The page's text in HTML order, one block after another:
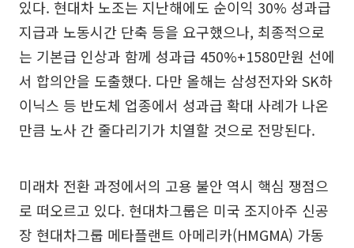
있다. 현대차 노조는 지난해에도 순이익 30% 성과급
지급과 노동시간 단축 등을 요구했으나, 최종적으로
는 기본급 인상과 함께 성과급 450%+1580만원 선에
서 합의안을 도출했다. 다만 올해는 삼성전자와 SK하
이닉스 등 반도체 업종에서 성과급 확대 사례가 나온
만큼 노사 간 줄다리기가 치열할 것으로 전망된다.
미래차 전환 과정에서의 고용 불안 역시 핵심 쟁점으
로 떠오르고 있다. 현대차그룹은 미국 조지아주 신공
장 현대차그룹 메타플랜트 아메리카(HMGMA) 가동